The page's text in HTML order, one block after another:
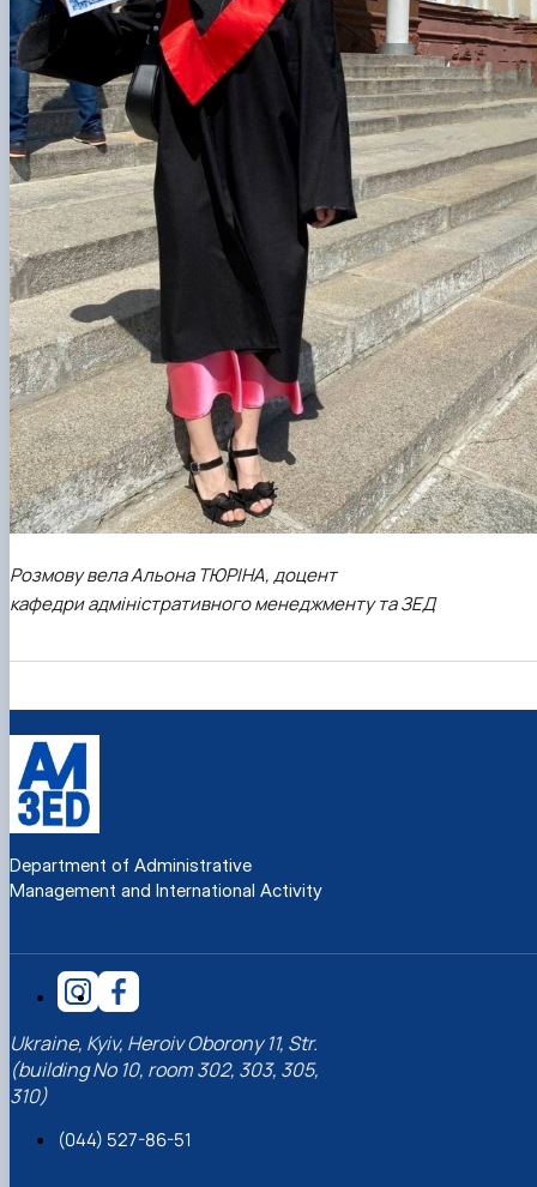
Розмову вела Альона ТЮРІНА, доцент
кафедри адміністративного менеджменту та ЗЕД
Department of Administrative
Management and International Activity
Ukraine, Kyiv, Heroiv Oborony 11, Str.
(building No 10, room 302, 303, 305,
310)
(044) 527-86-51